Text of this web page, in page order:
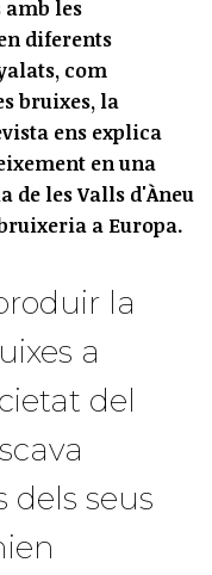
les
diferents
com
bruixes, la
ens explica
en una
les Valls d'Àneu
a Europa.
la
a
del
dels seus